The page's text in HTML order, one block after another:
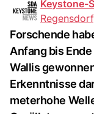
Keystone-
Regensdorf
Forschende
Anfang bis
Wallis
Erkenntnisse
meterhohe